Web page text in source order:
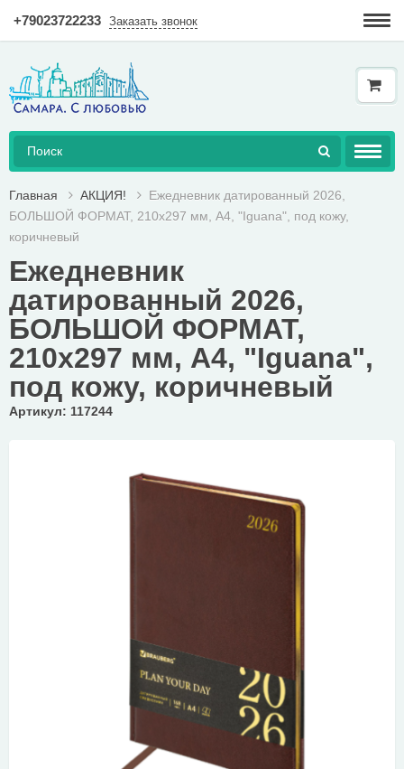
+79023722233 Заказать звонок
Гарантия
Доставка и оплата
Как купить в интернет-магазине?
AКЦИЯ!
ДОСТУПНАЯ СРЕДА
ТОВАРЫ
ГЕРАЛЬДИКА
СУВЕНИРНАЯ ЛАВКА
Главная AКЦИЯ!
Ежедневник датированный 2026,
БОЛЬШОЙ ФОРМАТ, 210х297 мм, А4, "Iguana", под кожу,
коричневый
Ежедневник
датированный 2026,
БОЛЬШОЙ ФОРМАТ,
210х297 мм, А4, "Iguana",
под кожу, коричневый
Артикул: 117244